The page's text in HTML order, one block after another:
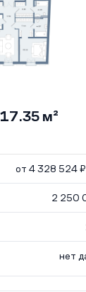
м²
от 4 328 524
2 250
нет